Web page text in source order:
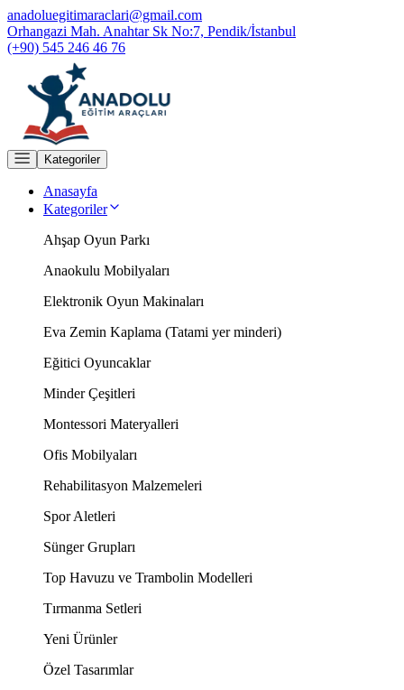
anadoluegitimaraclari@gmail.com
Orhangazi Mah. Anahtar Sk No:7, Pendik/İstanbul
(+90) 545 246 46 76
Kategoriler
Anasayfa
Kategoriler
Ahşap Oyun Parkı
Anaokulu Mobilyaları
Elektronik Oyun Makinaları
Eva Zemin Kaplama (Tatami yer minderi)
Eğitici Oyuncaklar
Minder Çeşitleri
Montessori Materyalleri
Ofis Mobilyaları
Rehabilitasyon Malzemeleri
Spor Aletleri
Sünger Grupları
Top Havuzu ve Trambolin Modelleri
Tırmanma Setleri
Yeni Ürünler
Özel Tasarımlar